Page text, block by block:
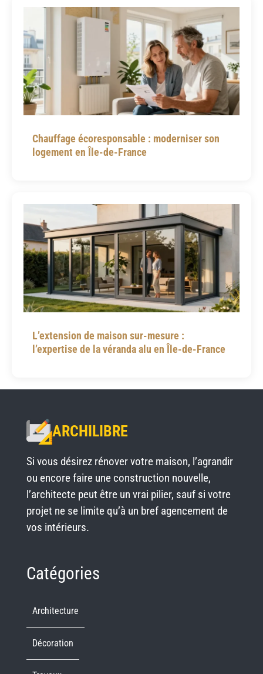
Chauffage écoresponsable : moderniser son
logement en Île-de-France
L’extension de maison sur-mesure :
l’expertise de la véranda alu en Île-de-France
ARCHILIBRE
Si vous désirez rénover votre maison, l’agrandir
ou encore faire une construction nouvelle,
l’architecte peut être un vrai pilier, sauf si votre
projet ne se limite qu’à un bref agencement de
vos intérieurs.
Catégories
Architecture
Décoration